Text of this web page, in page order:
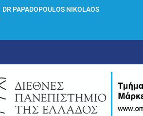
γραμμή εργαλείων
DR PAPADOPOULOS NIKOLAOS
δικαιολογητικών και ενστάσεων για τη